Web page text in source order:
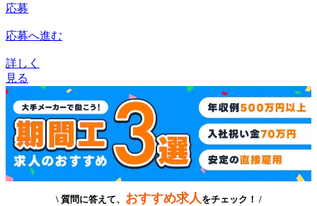
応募
応募へ進む
詳しく
見る
\ 質問に答えて、 おすすめ求人 をチェック！ /